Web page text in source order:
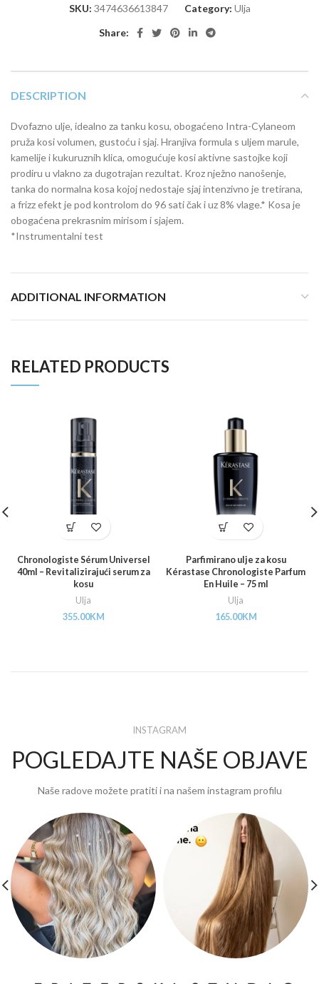
SKU: 3474636613847 Category: Ulja
Share:
DESCRIPTION
Dvofazno ulje, idealno za tanku kosu, obogaćeno Intra-Cylaneom
pruža kosi volumen, gustoću i sjaj. Hranjiva formula s uljem marule,
kamelije i kukuruznih klica, omogućuje kosi aktivne sastojke koji
prodiru u vlakno za dugotrajan rezultat. Kroz nježno nanošenje,
tanka do normalna kosa kojoj nedostaje sjaj intenzivno je tretirana,
a frizz efekt je pod kontrolom do 96 sati čak i uz 8% vlage.* Kosa je
obogaćena prekrasnim mirisom i sjajem.
*Instrumentalni test
ADDITIONAL INFORMATION
RELATED PRODUCTS
Chronologiste Sérum Universel
40ml – Revitalizirajući serum za
kosu
Ulja
355.00KM
Parfimirano ulje za kosu
Kérastase Chronologiste Parfum
En Huile – 75 ml
Ulja
165.00KM
INSTAGRAM
POGLEDAJTE NAŠE OBJAVE
Naše radove možete pratiti i na našem instagram profilu